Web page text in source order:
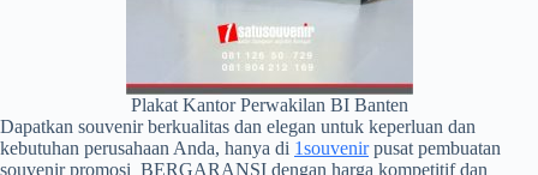
Plakat Kantor Perwakilan BI Banten
Dapatkan souvenir berkualitas dan elegan untuk keperluan dan
kebutuhan perusahaan Anda, hanya di 1souvenirpusat pembuatan
souvenir promosi BERGARANSI dengan harga kompetitif dan